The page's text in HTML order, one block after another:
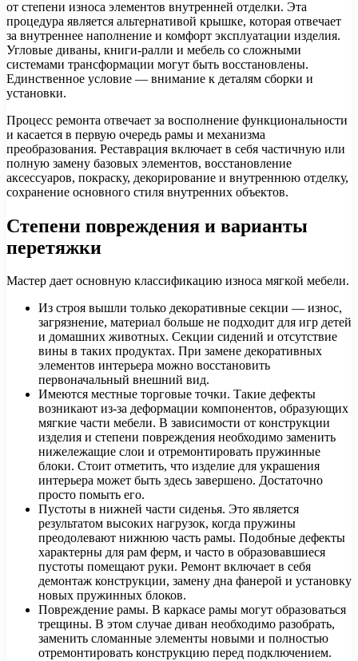
от степени износа элементов внутренней отделки. Эта
процедура является альтернативой крышке, которая отвечает
за внутреннее наполнение и комфорт эксплуатации изделия.
Угловые диваны, книги-ралли и мебель со сложными
системами трансформации могут быть восстановлены.
Единственное условие — внимание к деталям сборки и
установки.
Процесс ремонта отвечает за восполнение функциональности
и касается в первую очередь рамы и механизма
преобразования. Реставрация включает в себя частичную или
полную замену базовых элементов, восстановление
аксессуаров, покраску, декорирование и внутреннюю отделку,
сохранение основного стиля внутренних объектов.
Степени повреждения и варианты
перетяжки
Мастер дает основную классификацию износа мягкой мебели.
Из строя вышли только декоративные секции — износ,
загрязнение, материал больше не подходит для игр детей
и домашних животных. Секции сидений и отсутствие
вины в таких продуктах. При замене декоративных
элементов интерьера можно восстановить
первоначальный внешний вид.
Имеются местные торговые точки. Такие дефекты
возникают из-за деформации компонентов, образующих
мягкие части мебели. В зависимости от конструкции
изделия и степени повреждения необходимо заменить
нижележащие слои и отремонтировать пружинные
блоки. Стоит отметить, что изделие для украшения
интерьера может быть здесь завершено. Достаточно
просто помыть его.
Пустоты в нижней части сиденья. Это является
результатом высоких нагрузок, когда пружины
преодолевают нижнюю часть рамы. Подобные дефекты
характерны для рам ферм, и часто в образовавшиеся
пустоты помещают руки. Ремонт включает в себя
демонтаж конструкции, замену дна фанерой и установку
новых пружинных блоков.
Повреждение рамы. В каркасе рамы могут образоваться
трещины. В этом случае диван необходимо разобрать,
заменить сломанные элементы новыми и полностью
отремонтировать конструкцию перед подключением.